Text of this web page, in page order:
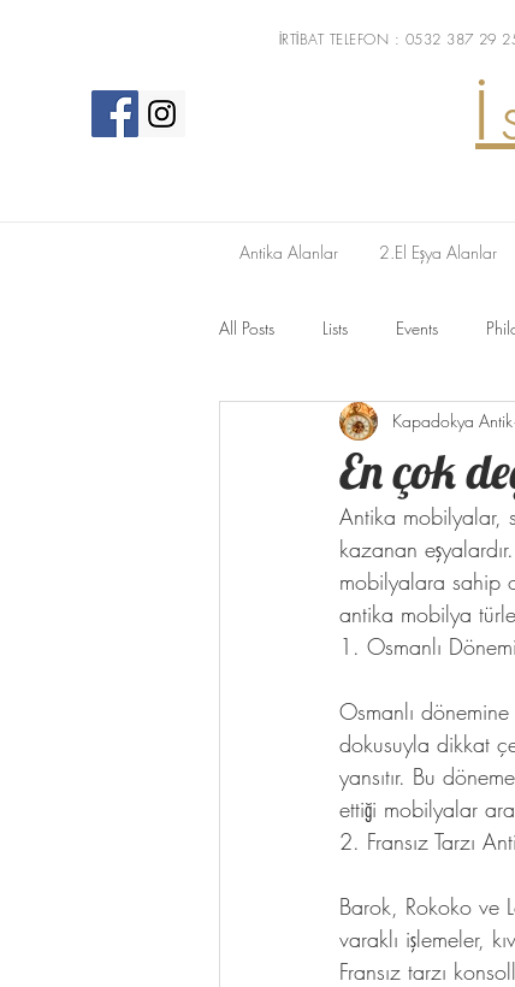
İRTİBAT TELEFON : 0532 387 29
Antika Alanlar 2.El Eşya Alanlar
All Posts Lists Events
En çok
Kapadokya Antik
Antika mobilyalar,
kazanan
mobilyalara sahip
antika mobilya
1. Osmanlı
Osmanlı
dokusuyla dikkat
yansıtır. Bu
ettiği mobilyalar
2. Fransız Tarzı
Barok, Rokoko ve
varaklı işlemeler,
Fransız tarzı